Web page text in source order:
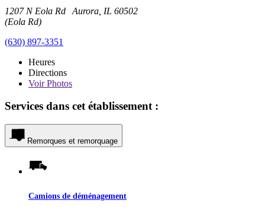
1207 N Eola Rd Aurora, IL 60502
(Eola Rd)
(630) 897-3351
Heures
Directions
VoirPhotos
Services dans cet établissement :
Remorques et remorquage
Camions de déménagement